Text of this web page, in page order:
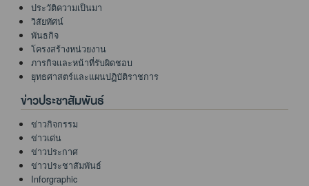
ประวัติความเป็นมา
วิสัยทัศน์
พันธกิจ
โครงสร้างหน่วยงาน
ภารกิจและหน้าที่รับผิดชอบ
ยุทธศาสตร์และแผนปฏิบัติราชการ
ข่าวประชาสัมพันธ์
ข่าวกิจกรรม
ข่าวเด่น
ข่าวประกาศ
ข่าวประชาสัมพันธ์
Inforgraphic